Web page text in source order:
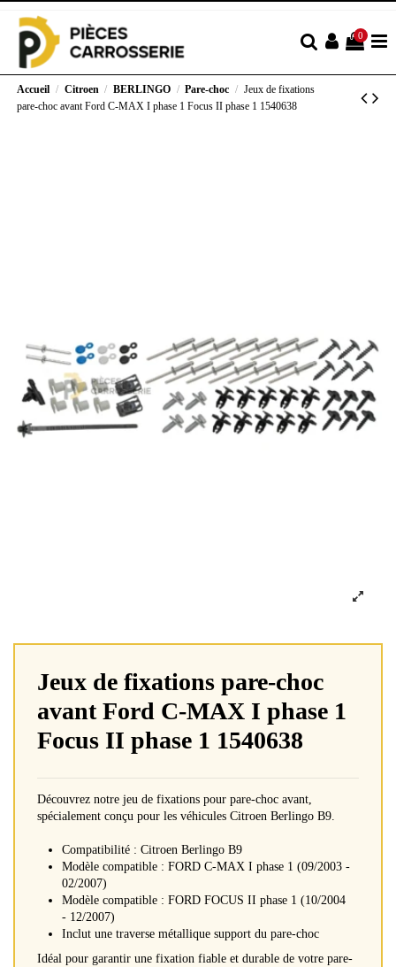
0
Accueil Citroen BERLINGO Pare-choc
Jeux de fixations
pare-choc avant Ford C-MAX I phase 1 Focus II phase 1 1540638
Jeux de fixations pare-choc
avant Ford C-MAX I phase 1
Focus II phase 1 1540638
Découvrez notre jeu de fixations pour pare-choc avant,
spécialement conçu pour les véhicules Citroen Berlingo B9.
Compatibilité : Citroen Berlingo B9
Modèle compatible : FORD C-MAX I phase 1 (09/2003 -
02/2007)
Modèle compatible : FORD FOCUS II phase 1 (10/2004
- 12/2007)
Inclut une traverse métallique support du pare-choc
Idéal pour garantir une fixation fiable et durable de votre pare-